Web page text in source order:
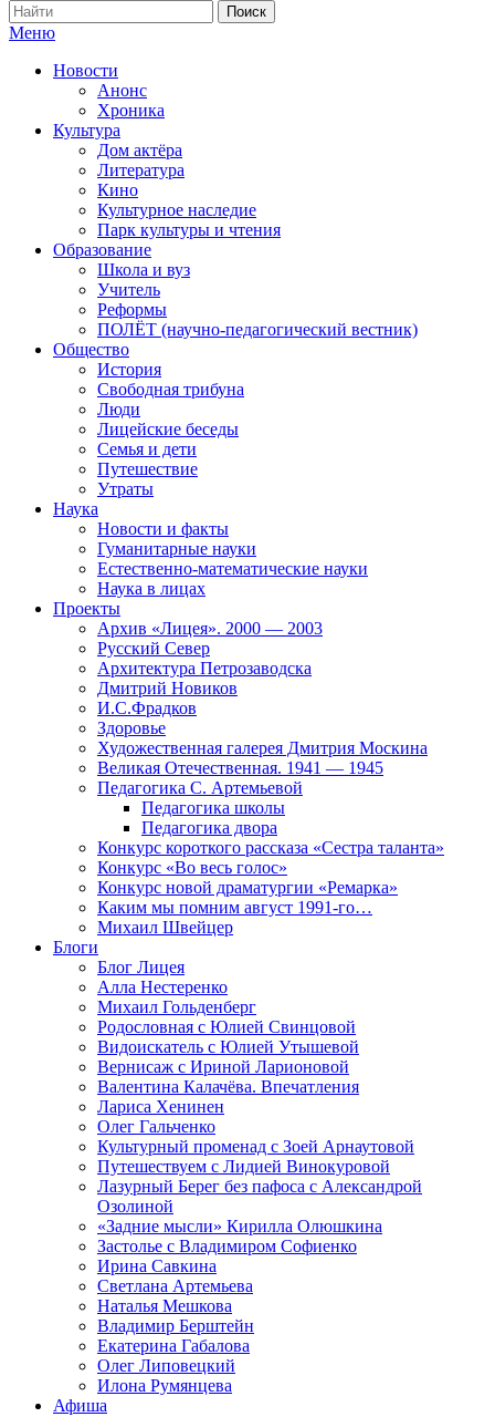
Меню
Новости
Анонс
Хроника
Культура
Дом актёра
Литература
Кино
Культурное наследие
Парк культуры и чтения
Образование
Школа и вуз
Учитель
Реформы
ПОЛЁТ (научно-педагогический вестник)
Общество
История
Свободная трибуна
Люди
Лицейские беседы
Семья и дети
Путешествие
Утраты
Наука
Новости и факты
Гуманитарные науки
Естественно-математические науки
Наука в лицах
Проекты
Архив «Лицея». 2000 — 2003
Русский Север
Архитектура Петрозаводска
Дмитрий Новиков
И.С.Фрадков
Здоровье
Художественная галерея Дмитрия Москина
Великая Отечественная. 1941 — 1945
Педагогика С. Артемьевой
Педагогика школы
Педагогика двора
Конкурс короткого рассказа «Сестра таланта»
Конкурс «Во весь голос»
Конкурс новой драматургии «Ремарка»
Каким мы помним август 1991-го…
Михаил Швейцер
Блоги
Блог Лицея
Алла Нестеренко
Михаил Гольденберг
Родословная с Юлией Свинцовой
Видоискатель с Юлией Утышевой
Вернисаж с Ириной Ларионовой
Валентина Калачёва. Впечатления
Лариса Хенинен
Олег Гальченко
Культурный променад с Зоей Арнаутовой
Путешествуем с Лидией Винокуровой
Лазурный Берег без пафоса с Александрой
Озолиной
«Задние мысли» Кирилла Олюшкина
Застолье с Владимиром Софиенко
Ирина Савкина
Светлана Артемьева
Наталья Мешкова
Владимир Берштейн
Екатерина Габалова
Олег Липовецкий
Илона Румянцева
Афиша